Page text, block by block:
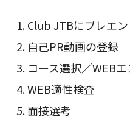
Club JTBにプレエ
自己PR動画の登録
コース選択／WEB
WEB適性検査
面接選考